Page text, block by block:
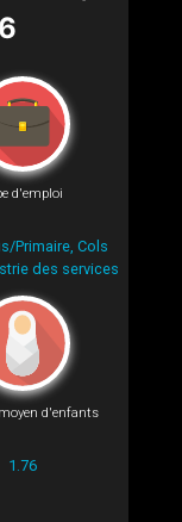
d'emploi
Primaire, Cols
des services
d'enfants
1.76